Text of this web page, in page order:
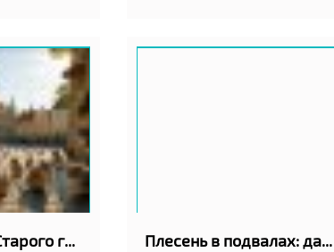
Спор о сносе Старого города в Таллинне: мнения в СМИ Плесень в подвалах: датчики влажности или осушитель?